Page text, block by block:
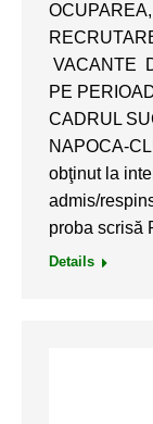
VACANTE
PE
CADRUL
NAPOCA-
obţinut la
admis/
proba scrisă
Details